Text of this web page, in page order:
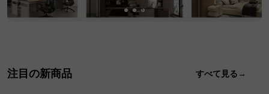
注目の新商品 すべて見る→